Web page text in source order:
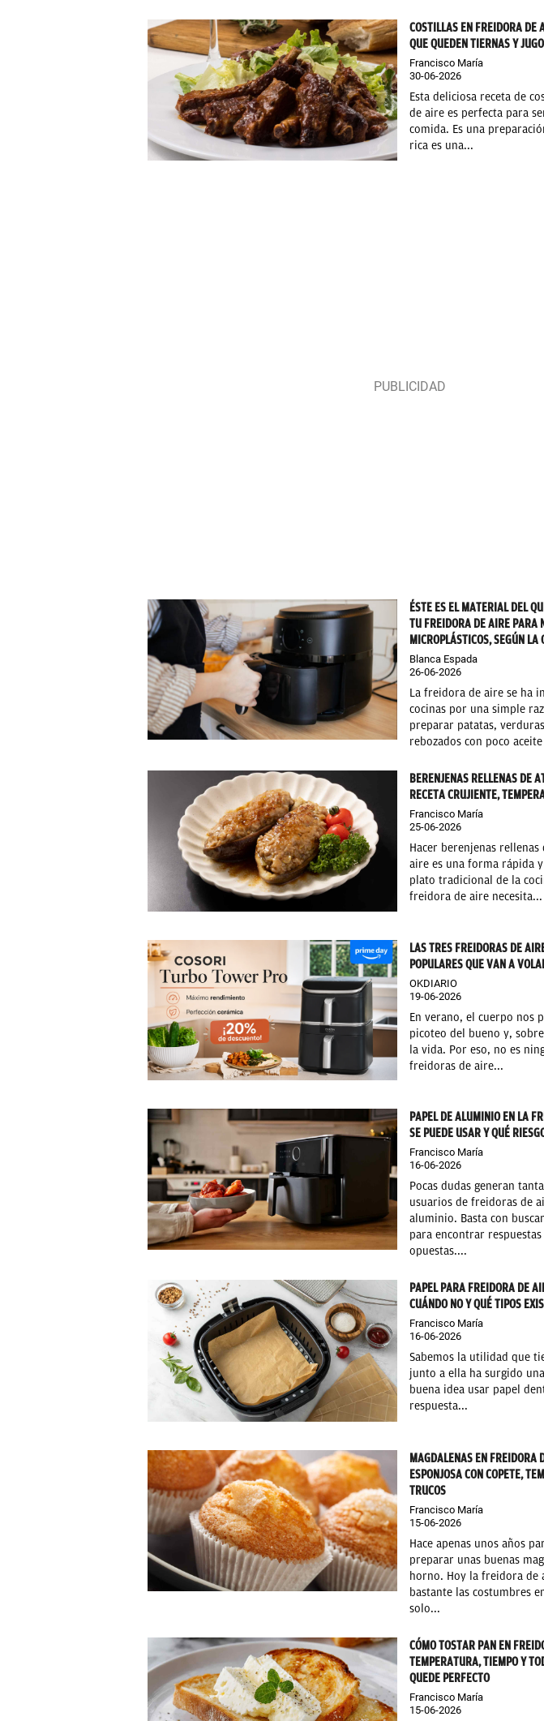
COSTILLAS EN FREIDORA DE
QUE QUEDEN TIERNAS Y
Francisco María
30-06-2026
Esta deliciosa receta de
de aire es perfecta para
comida. Es una
rica es una...
ÉSTE ES EL MATERIAL DEL
TU FREIDORA DE AIRE PARA
MICROPLÁSTICOS, SEGÚN LA
Blanca Espada
26-06-2026
La freidora de aire se ha
cocinas por una simple
preparar patatas,
rebozados con poco
BERENJENAS RELLENAS DE
RECETA CRUJIENTE,
Francisco María
25-06-2026
Hacer berenjenas
aire es una forma rápida
plato tradicional de la
freidora de aire necesita...
LAS TRES FREIDORAS DE
POPULARES QUE VAN A
OKDIARIO
19-06-2026
En verano, el cuerpo nos
picoteo del bueno y,
la vida. Por eso, no es
freidoras de aire...
PAPEL DE ALUMINIO EN LA
SE PUEDE USAR Y QUÉ
Francisco María
16-06-2026
Pocas dudas generan
usuarios de freidoras de
aluminio. Basta con
para encontrar
opuestas....
PAPEL PARA FREIDORA DE
CUÁNDO NO Y QUÉ TIPOS
Francisco María
16-06-2026
Sabemos la utilidad que
junto a ella ha surgido
buena idea usar papel
respuesta...
MAGDALENAS EN FREIDORA
ESPONJOSA CON COPETE,
TRUCOS
Francisco María
15-06-2026
Hace apenas unos años
preparar unas buenas
horno. Hoy la freidora de
bastante las costumbres
solo...
CÓMO TOSTAR PAN EN
TEMPERATURA, TIEMPO Y
QUEDE PERFECTO
Francisco María
15-06-2026